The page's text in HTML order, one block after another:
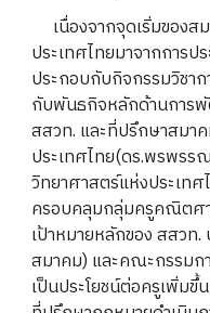
เนื่องจากจุดเริ่มของ
ประเทศไทยมาจากการป
ประกอบกับกิจกรรมวิชา
กับพันธกิจหลักด้านการ
สสวท. และที่ปรึกษาสมา
ประเทศไทย(ดร.พรพรร
วิทยาศาสตร์แห่งประเทศ
ครอบคลุมกลุ่มครูคณิตศา
เป้าหมายหลักของ สสวท
สมาคม) และคณะกรรมก
เป็นประโยชน์ต่อครูเพิ่ม